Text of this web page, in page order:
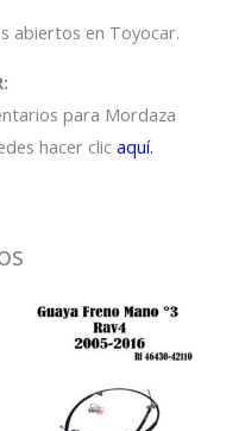
abiertos en Toyocar.
para Mordaza
hacer clic aquí.